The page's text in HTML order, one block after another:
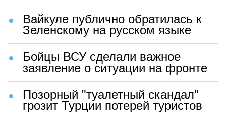
Вайкуле публично обратилась к
Зеленскому на русском языке
Бойцы ВСУ сделали важное
заявление о ситуации на фронте
Позорный "туалетный скандал"
грозит Турции потерей туристов